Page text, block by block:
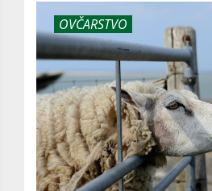
OVČARSTVO